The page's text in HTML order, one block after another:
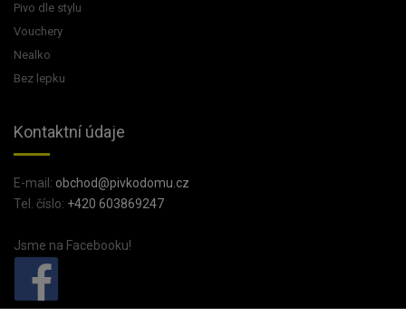
Pivo dle stylu
Vouchery
Nealko
Bez lepku
Kontaktní údaje
E-mail: obchod@pivkodomu.cz
Tel. číslo: +420 603869247
Jsme na Facebooku!